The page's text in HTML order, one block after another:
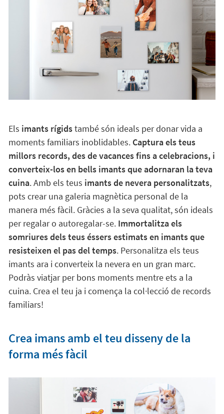
Els imants rígidstambé són ideals per donar vida a
moments familiars inoblidables. Captura els teus
millors records, des de vacances fins a celebracions, i
converteix-los en bells imants que adornaran la teva
cuina. Amb els teus imants de nevera personalitzats,
pots crear una galeria magnètica personal de la
manera més fàcil. Gràcies a la seva qualitat, són ideals
per regalar o autoregalar-se. Immortalitza els
somriures dels teus éssers estimats en imants que
resisteixen el pas del temps. Personalitza els teus
imants ara i converteix la nevera en un gran marc.
Podràs viatjar per bons moments mentre ets a la
cuina. Crea el teu ja i comença la col·lecció de records
familiars!
Crea imans amb el teu disseny de la
forma més fàcil